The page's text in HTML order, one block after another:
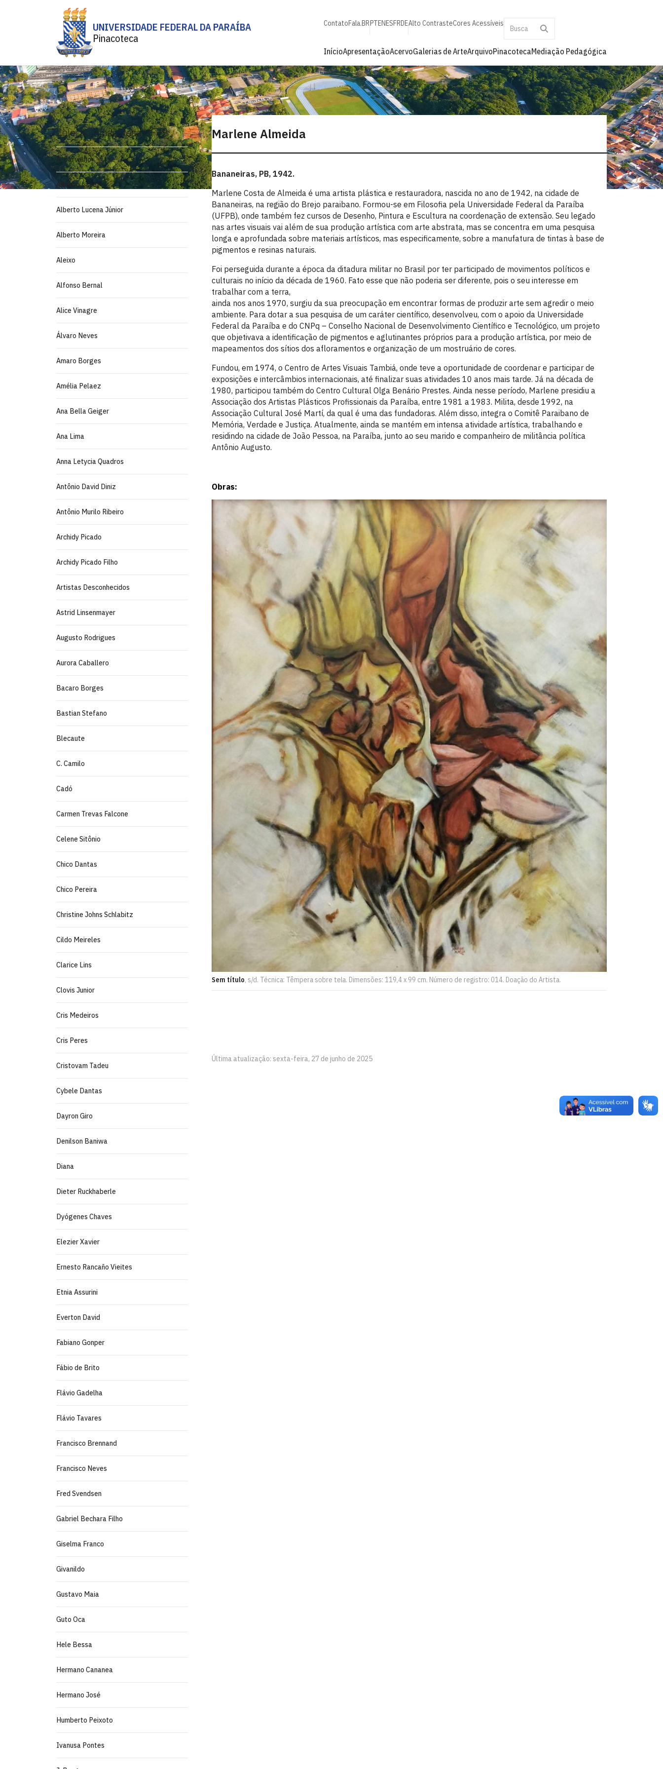
UNIVERSIDADE FEDERAL DA PARAÍBA
Pinacoteca
ContatoFala.BRPTENESFRDEAlto ContrasteCores Acessíveis
InícioApresentaçãoAcervoGalerias de ArteArquivoPinacotecaMediação Pedagógica
Coleção Pinacoteca UFPB
A. Carvalho
Alberto Lacet
Alberto Lucena Júnior
Alberto Moreira
Aleixo
Alfonso Bernal
Alice Vinagre
Álvaro Neves
Amaro Borges
Amélia Pelaez
Ana Bella Geiger
Ana Lima
Anna Letycia Quadros
Antônio David Diniz
Antônio Murilo Ribeiro
Archidy Picado
Archidy Picado Filho
Artistas Desconhecidos
Astrid Linsenmayer
Augusto Rodrigues
Aurora Caballero
Bacaro Borges
Bastian Stefano
Blecaute
C. Camilo
Cadó
Carmen Trevas Falcone
Celene Sitônio
Chico Dantas
Chico Pereira
Christine Johns Schlabitz
Cildo Meireles
Clarice Lins
Clovis Junior
Cris Medeiros
Cris Peres
Cristovam Tadeu
Cybele Dantas
Dayron Giro
Denilson Baniwa
Diana
Dieter Ruckhaberle
Dyógenes Chaves
Elezier Xavier
Ernesto Rancaño Vieites
Etnia Assurini
Everton David
Fabiano Gonper
Fábio de Brito
Flávio Gadelha
Flávio Tavares
Francisco Brennand
Francisco Neves
Fred Svendsen
Gabriel Bechara Filho
Giselma Franco
Givanildo
Gustavo Maia
Guto Oca
Hele Bessa
Hermano Cananea
Hermano José
Humberto Peixoto
Ivanusa Pontes
Marlene Almeida
Bananeiras, PB, 1942.
Marlene Costa de Almeida é uma artista plástica e restauradora, nascida no ano de 1942, na cidade de
Bananeiras, na região do Brejo paraibano. Formou-se em Filosofia pela Universidade Federal da Paraíba
(UFPB), onde também fez cursos de Desenho, Pintura e Escultura na coordenação de extensão. Seu legado
nas artes visuais vai além de sua produção artística com arte abstrata, mas se concentra em uma pesquisa
longa e aprofundada sobre materiais artísticos, mas especificamente, sobre a manufatura de tintas à base de
pigmentos e resinas naturais.
Foi perseguida durante a época da ditadura militar no Brasil por ter participado de movimentos políticos e
culturais no início da década de 1960. Fato esse que não poderia ser diferente, pois o seu interesse em
trabalhar com a terra,
ainda nos anos 1970, surgiu da sua preocupação em encontrar formas de produzir arte sem agredir o meio
ambiente. Para dotar a sua pesquisa de um caráter científico, desenvolveu, com o apoio da Universidade
Federal da Paraíba e do CNPq – Conselho Nacional de Desenvolvimento Científico e Tecnológico, um projeto
que objetivava a identificação de pigmentos e aglutinantes próprios para a produção artística, por meio de
mapeamentos dos sítios dos afloramentos e organização de um mostruário de cores.
Fundou, em 1974, o Centro de Artes Visuais Tambiá, onde teve a oportunidade de coordenar e participar de
exposições e intercâmbios internacionais, até finalizar suas atividades 10 anos mais tarde. Já na década de
1980, participou também do Centro Cultural Olga Benário Prestes. Ainda nesse período, Marlene presidiu a
Associação dos Artistas Plásticos Profissionais da Paraíba, entre 1981 a 1983. Milita, desde 1992, na
Associação Cultural José Martí, da qual é uma das fundadoras. Além disso, integra o Comitê Paraibano de
Memória, Verdade e Justiça. Atualmente, ainda se mantém em intensa atividade artística, trabalhando e
residindo na cidade de João Pessoa, na Paraíba, junto ao seu marido e companheiro de militância política
Antônio Augusto.
Obras:
Sem título, s/d. Técnica: Têmpera sobre tela. Dimensões: 119,4 x 99 cm. Número de registro: 014. Doação do Artista.
Última atualização: sexta-feira, 27 de junho de 2025